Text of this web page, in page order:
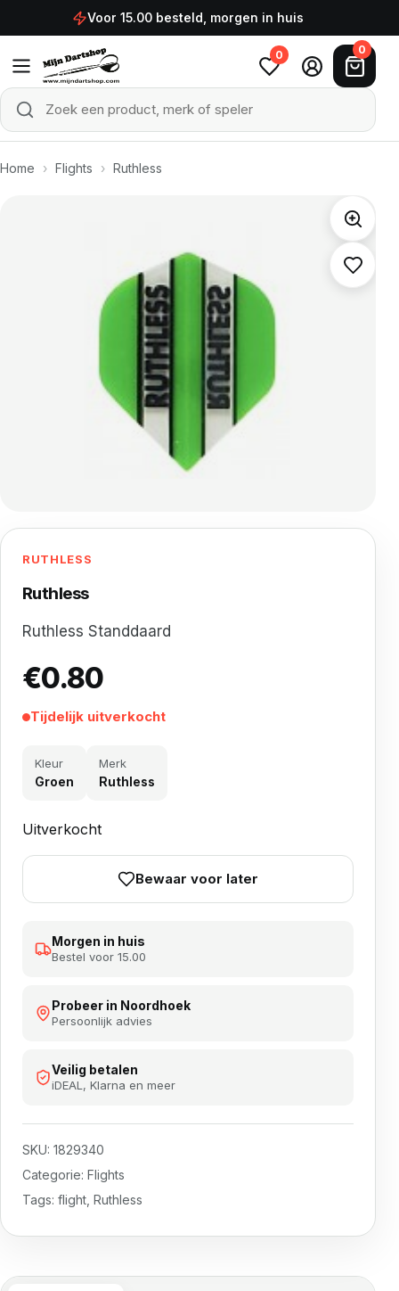
Ga naar de inhoudVoor 15.00 besteld, morgen in huis
Zoek een product, merk of speler
Zoeken
0 0
Home › Flights › Ruthless
RUTHLESS
Ruthless
Ruthless Standdaard
€0.80
Tijdelijk uitverkocht
Kleur
Groen
Merk
Ruthless
Uitverkocht
Bewaar voor later
Morgen in huis
Bestel voor 15.00
Probeer in Noordhoek
Persoonlijk advies
Veilig betalen
iDEAL, Klarna en meer
SKU: 1829340
Categorie: Flights
Tags: flight, Ruthless